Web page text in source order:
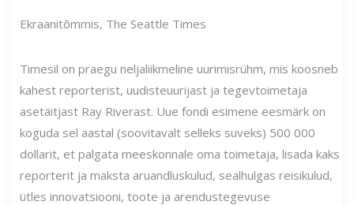
Ekraanitõmmis, The Seattle Times
Timesil on praegu neljaliikmeline uurimisrühm, mis koosneb
kahest reporterist, uudisteuurijast ja tegevtoimetaja
asetäitjast Ray Riverast. Uue fondi esimene eesmärk on
koguda sel aastal (soovitavalt selleks suveks) 500 000
dollarit, et palgata meeskonnale oma toimetaja, lisada kaks
reporterit ja maksta aruandluskulud, sealhulgas reisikulud,
ütles innovatsiooni, toote ja arendustegevuse